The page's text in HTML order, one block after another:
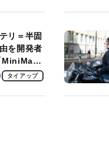
リ＝半固
を開発者
MiniMag
も
タイアップ